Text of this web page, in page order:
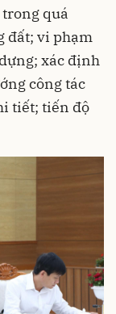
quá
đất; vi phạm
xác định
công tác
tiết; tiến độ